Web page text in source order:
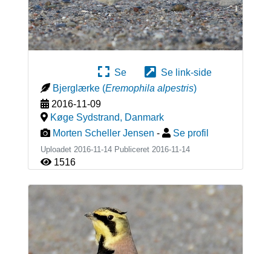
Se
Se link-side
Bjerglærke (Eremophila alpestris)
2016-11-09
Køge Sydstrand, Danmark
Morten Scheller Jensen - Se profil
Uploadet 2016-11-14 Publiceret 2016-11-14
1516